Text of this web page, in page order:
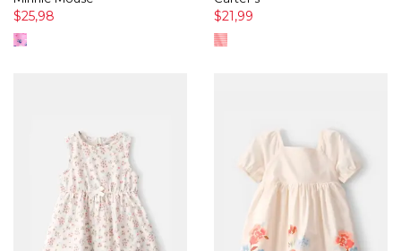
$25,98 $21,99